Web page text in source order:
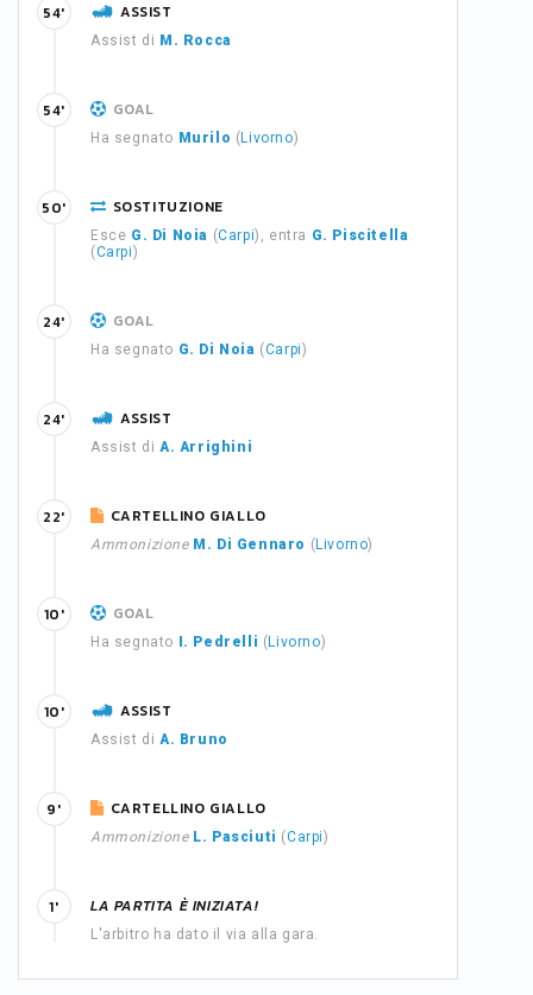
ASSIST
Assist di M. Rocca
54'
GOAL
Ha segnato Murilo ( Livorno)
54'
SOSTITUZIONE
Esce G. Di Noia (Carpi), entra G. Piscitella
(Carpi)
50'
GOAL
Ha segnato G. Di Noia (Carpi)
24'
ASSIST
Assist di A. Arrighini
24'
CARTELLINO GIALLO
Ammonizione M. Di Gennaro ( Livorno)
22'
GOAL
Ha segnato I. Pedrelli ( Livorno)
10'
ASSIST
Assist di A. Bruno
10'
CARTELLINO GIALLO
Ammonizione L. Pasciuti (Carpi)
9'
LA PARTITA È INIZIATA!
L'arbitro ha dato il via alla gara.
1'